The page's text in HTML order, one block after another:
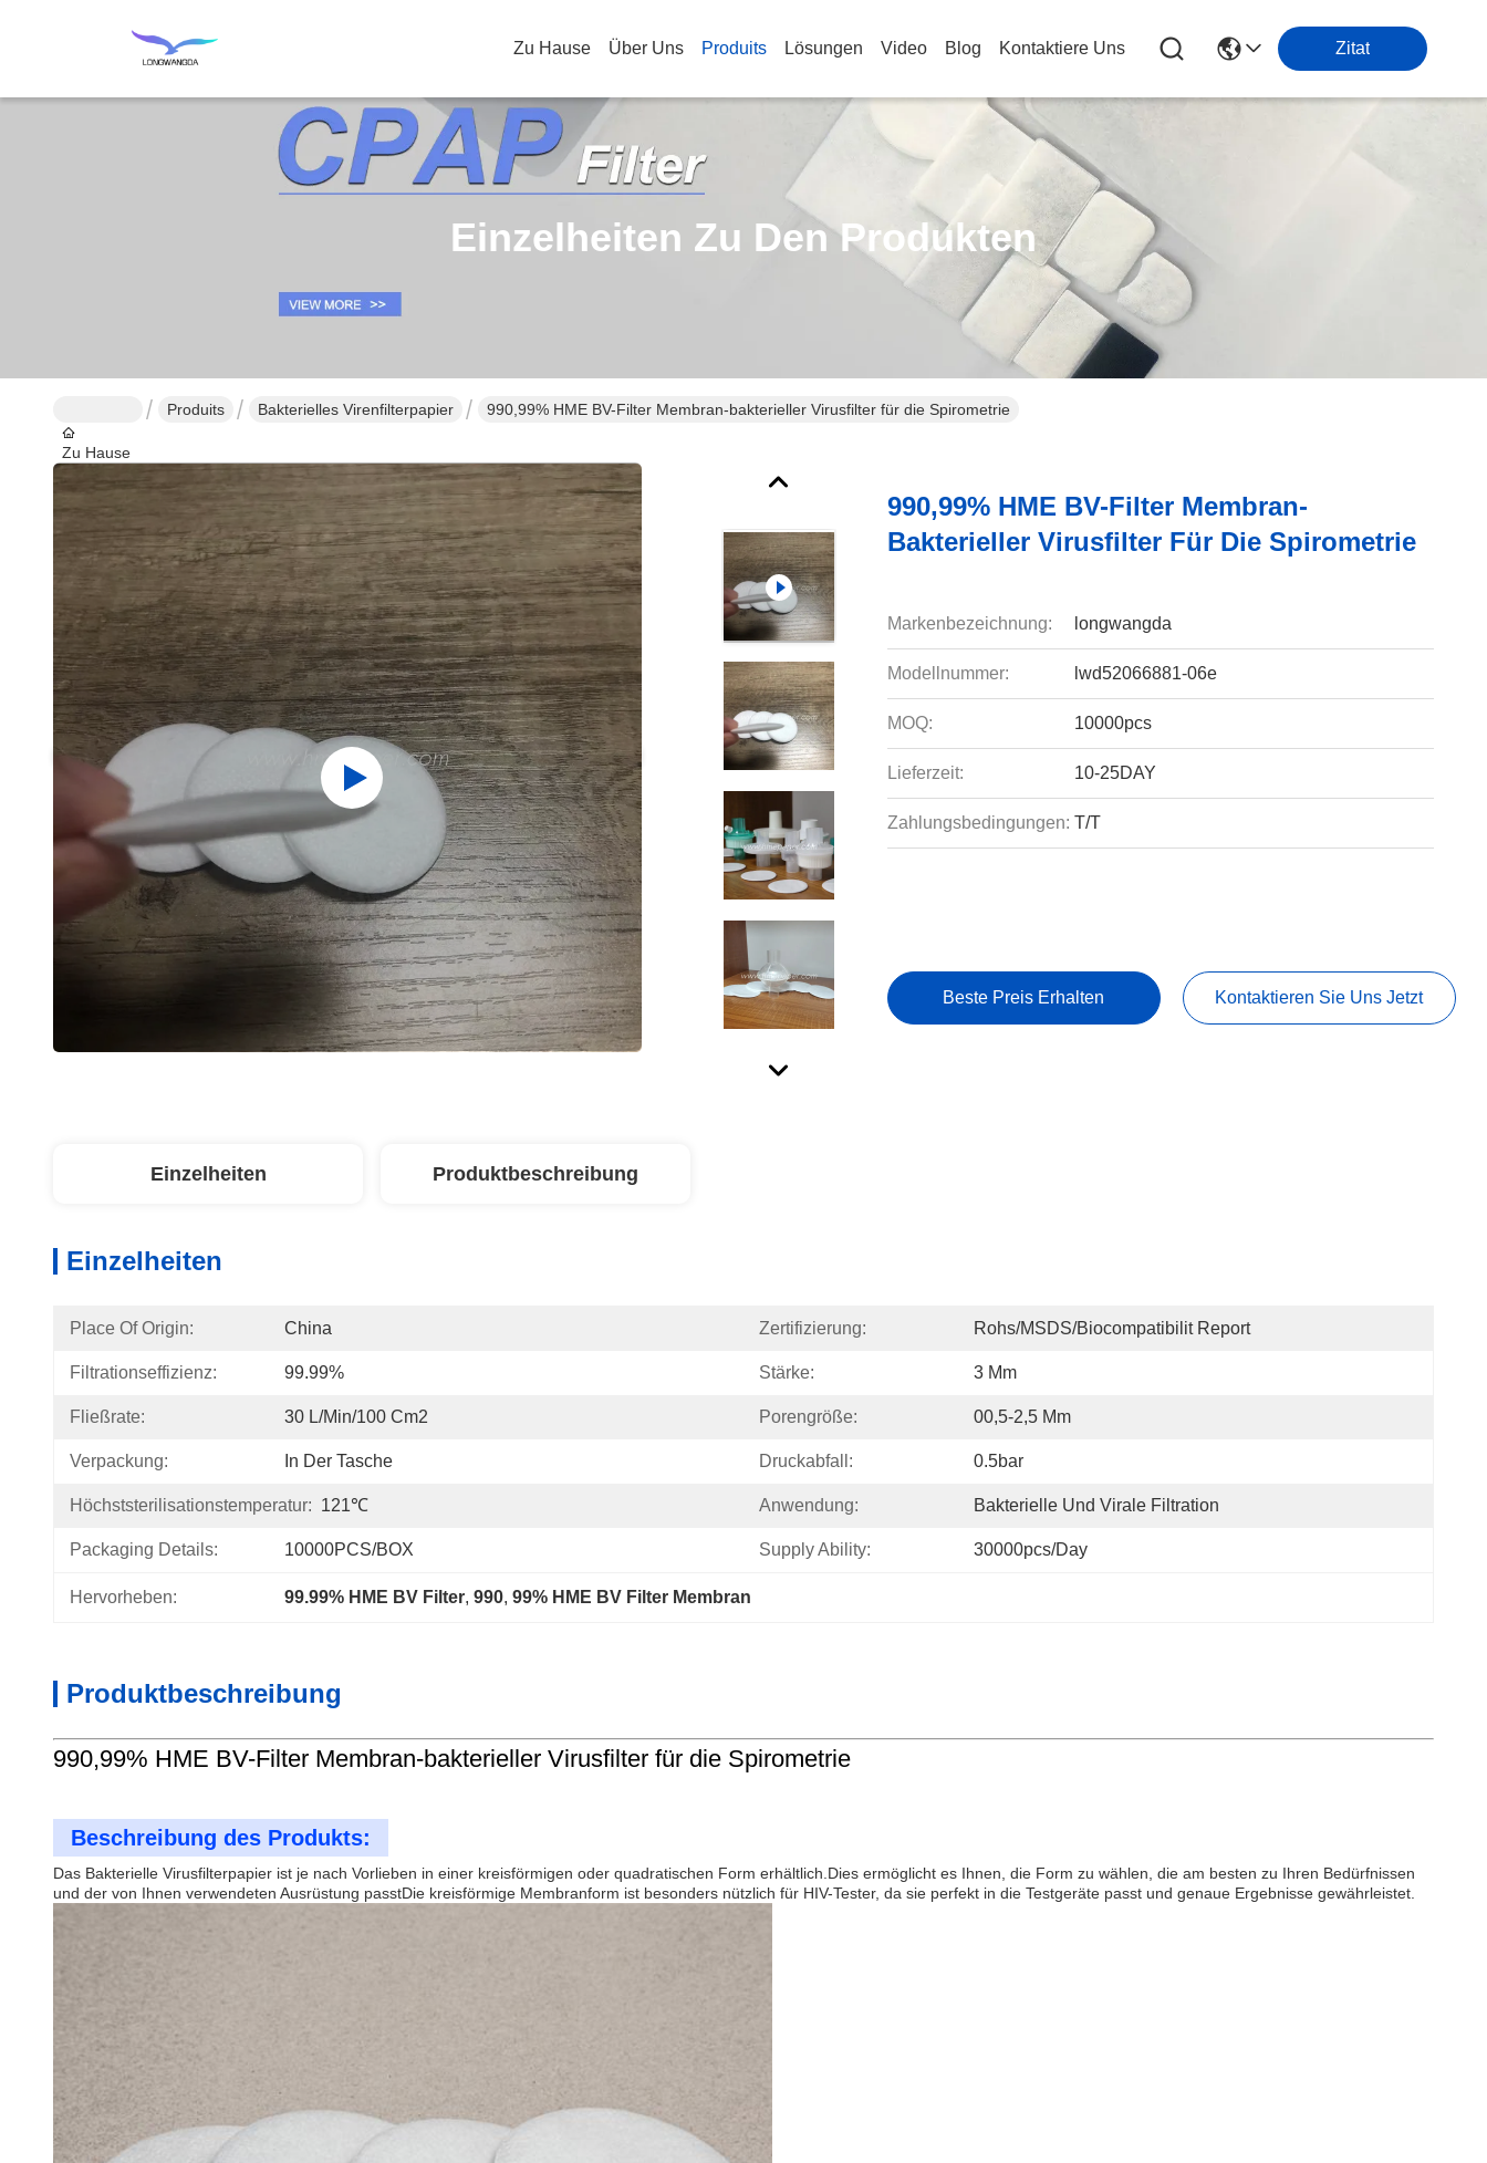
Zu Hause Über Uns Produits Lösungen Video Blog Kontaktiere Uns Zitat
Einzelheiten Zu Den Produkten
Zu Hause
Produits Bakterielles Virenfilterpapier 990,99% HME BV-Filter Membran-bakterieller Virusfilter für die Spirometrie
990,99% HME BV-Filter Membran-
Bakterieller Virusfilter Für Die Spirometrie
Markenbezeichnung: longwangda
Modellnummer: lwd52066881-06e
MOQ: 10000pcs
Lieferzeit: 10-25DAY
Zahlungsbedingungen: T/T
Beste Preis Erhalten Kontaktieren Sie Uns Jetzt
Einzelheiten Produktbeschreibung
Einzelheiten
Place Of Origin: China Zertifizierung: Rohs/MSDS/Biocompatibilit Report
Filtrationseffizienz: 99.99% Stärke: 3 Mm
Fließrate: 30 L/min/100 Cm2 Porengröße: 00,5-2,5 Μm
Verpackung: In Der Tasche Druckabfall: 0.5bar
Höchststerilisationstemperatur: 121℃ Anwendung: Bakterielle Und Virale Filtration
Packaging Details: 10000PCS/BOX Supply Ability: 30000pcs/day
Hervorheben: 99.99% HME BV Filter, 990, 99% HME BV Filter Membran
Produktbeschreibung
990,99% HME BV-Filter Membran-bakterieller Virusfilter für die Spirometrie
Beschreibung des Produkts:
Das Bakterielle Virusfilterpapier ist je nach Vorlieben in einer kreisförmigen oder quadratischen Form erhältlich.Dies ermöglicht es Ihnen, die Form zu wählen, die am besten zu Ihren Bedürfnissen
und der von Ihnen verwendeten Ausrüstung passtDie kreisförmige Membranform ist besonders nützlich für HIV-Tester, da sie perfekt in die Testgeräte passt und genaue Ergebnisse gewährleistet.